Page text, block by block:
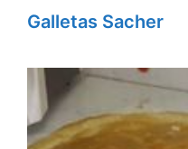
Galletas Sacher